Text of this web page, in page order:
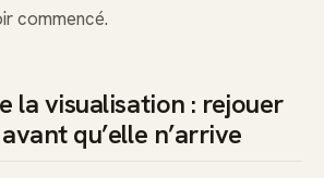
commencé.
la visualisation : rejouer
qu’elle n’arrive